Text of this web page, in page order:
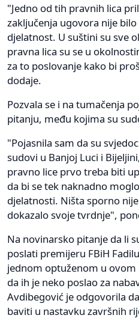
"Jedno od tih pravnih lica
zaključenja ugovora nije
djelatnost. U suštini su sve
pravna lica su se u
za to poslovanje kako bi
dodaje.
Pozvala se i na tumačenja
pitanju, među kojima su
"Pojasnila sam da su
sudovi u Banjoj Luci i
pravno lice prvo treba biti
da bi se tek naknadno
djelatnosti. Ništa sporno
dokazalo svoje tvrdnje",
Na novinarsko pitanje da li
poslati premijeru FBiH
jednom optuženom u
da ih je neko poslao za
Avdibegović je odgovorila
baviti u nastavku završnih